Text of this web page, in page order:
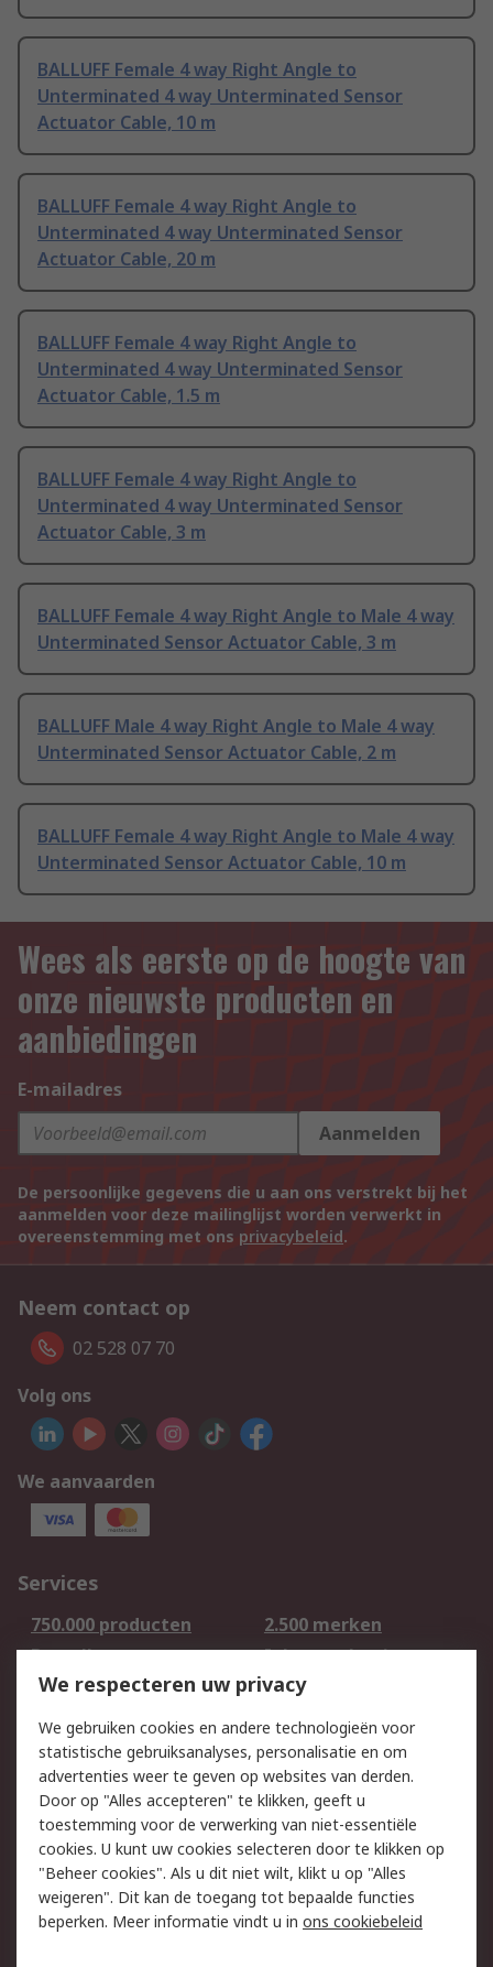
BALLUFF Female 4 way Right Angle to
Unterminated 4 way Unterminated Sensor
Actuator Cable, 10 m
BALLUFF Female 4 way Right Angle to
Unterminated 4 way Unterminated Sensor
Actuator Cable, 20 m
BALLUFF Female 4 way Right Angle to
Unterminated 4 way Unterminated Sensor
Actuator Cable, 1.5 m
BALLUFF Female 4 way Right Angle to
Unterminated 4 way Unterminated Sensor
Actuator Cable, 3 m
BALLUFF Female 4 way Right Angle to Male 4 way
Unterminated Sensor Actuator Cable, 3 m
BALLUFF Male 4 way Right Angle to Male 4 way
Unterminated Sensor Actuator Cable, 2 m
BALLUFF Female 4 way Right Angle to Male 4 way
Unterminated Sensor Actuator Cable, 10 m
Wees als eerste op de hoogte van
onze nieuwste producten en
aanbiedingen
E-mailadres
Aanmelden
De persoonlijke gegevens die u aan ons verstrekt bij het
aanmelden voor deze mailinglijst worden verwerkt in
overeenstemming met ons privacybeleid.
Neem contact op
02 528 07 70
Volg ons
We aanvaarden
Services
750.000 producten
2.500 merken
Bestellen
Inkoopoplossingen
Retouren
Technisch advies
Track & Trace
Wettelijk
Cookiebeleid
Email veiligheid
Privacybeleid -
Bijgewerkt
Websitevoorwaarden
Algemene
verkoopvoorwaarden
We respecteren uw privacy
We gebruiken cookies en andere technologieën voor
statistische gebruiksanalyses, personalisatie en om
advertenties weer te geven op websites van derden.
Door op "Alles accepteren" te klikken, geeft u
toestemming voor de verwerking van niet-essentiële
cookies. U kunt uw cookies selecteren door te klikken op
"Beheer cookies". Als u dit niet wilt, klikt u op "Alles
weigeren". Dit kan de toegang tot bepaalde functies
beperken. Meer informatie vindt u in ons cookiebeleid